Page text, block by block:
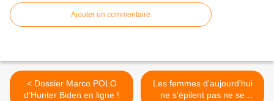
Ajouter un commentaire
< Dossier Marco POLO
d'Hunter Biden en ligne !
Les femmes d'aujourd'hui
ne s'épilent pas ne se